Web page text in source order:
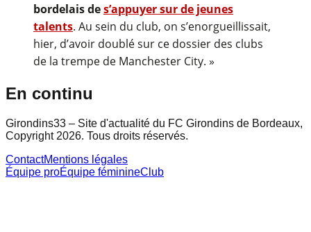
bordelais des’appuyer sur de jeunes
talents. Au sein du club, on s’enorgueillissait,
hier, d’avoir doublé sur ce dossier des clubs
de la trempe de Manchester City. »
En continu
Girondins33 – Site d'actualité du FC Girondins de Bordeaux,
Copyright 2026. Tous droits réservés.
ContactMentions légales
Équipe proÉquipe féminineClub